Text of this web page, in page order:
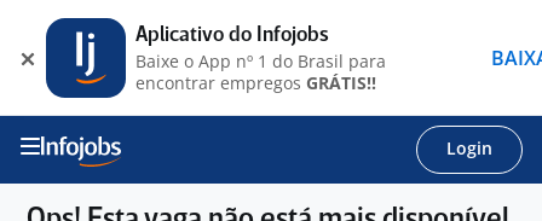
Login
Aplicativo do Infojobs
Baixe o App nº 1 do Brasil para
encontrar empregos GRÁTIS!!